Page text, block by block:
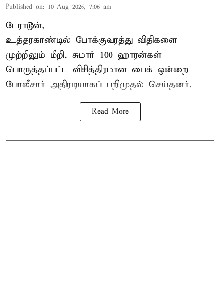
Published on: 10 Aug 2026, 7:06 am
டேராடூன்,
உத்தரகாண்டில் போக்குவரத்து விதிகளை
முற்றிலும் மீறி, சுமார் 100 ஹாரன்கள்
பொருத்தப்பட்ட விசித்திரமான பைக் ஒன்றை
போலீசார் அதிரடியாகப் பறிமுதல் செய்தனர்.
Read More